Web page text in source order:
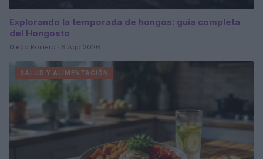
Explorando la temporada de hongos: guía completa
del Hongosto
Diego Romero · 6 Ago 2026
SALUD Y ALIMENTACIÓN